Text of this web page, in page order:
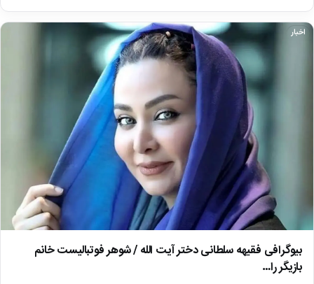
اخبار
بیوگرافی فقیهه سلطانی دختر آیت الله / شوهر فوتبالیست خانم
بازیگر را…